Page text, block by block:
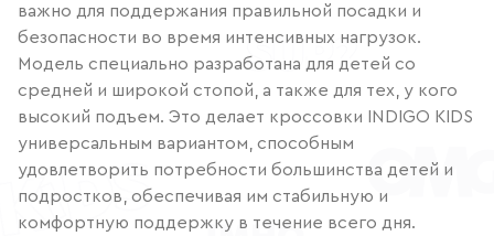
важно для поддержания правильной посадки и
безопасности во время интенсивных нагрузок.
Модель специально разработана для детей со
средней и широкой стопой, а также для тех, у кого
высокий подъем. Это делает кроссовки INDIGO KIDS
универсальным вариантом, способным
удовлетворить потребности большинства детей и
подростков, обеспечивая им стабильную и
комфортную поддержку в течение всего дня.